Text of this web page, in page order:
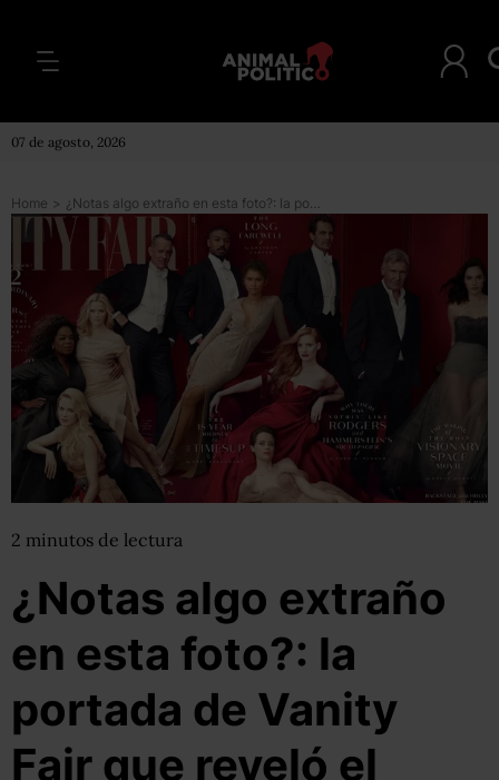
07 de agosto, 2026
Home > ¿Notas algo extraño en esta foto?: la portada de Vanity Fair que reveló el “secreto” de la actriz Reese Witherspoon
2 minutos de lectura
¿Notas algo extraño
en esta foto?: la
portada de Vanity
Fair que reveló el